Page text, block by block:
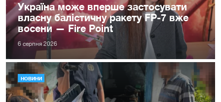
Україна може вперше застосувати
власну балістичну ракету FP-7 вже
восени — Fire Point
6 серпня 2026
НОВИНИ